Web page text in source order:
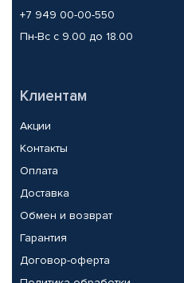
+7 949 00-00-550
Пн-Вс с 9.00 до 18.00
Клиентам
Акции
Контакты
Оплата
Доставка
Обмен и возврат
Гарантия
Договор-оферта